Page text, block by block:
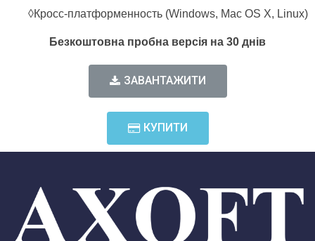
◊Кросс-платформенность (Windows, Mac OS X, Linux)
Безкоштовна пробна версія на 30 днів
ЗАВАНТАЖИТИ
КУПИТИ